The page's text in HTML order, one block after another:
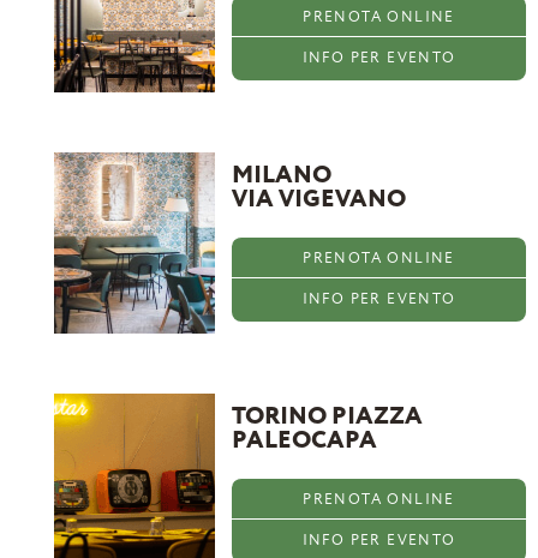
PRENOTA ONLINE
INFO PER EVENTO
MILANO
VIA VIGEVANO
PRENOTA ONLINE
INFO PER EVENTO
TORINO PIAZZA
PALEOCAPA
PRENOTA ONLINE
INFO PER EVENTO